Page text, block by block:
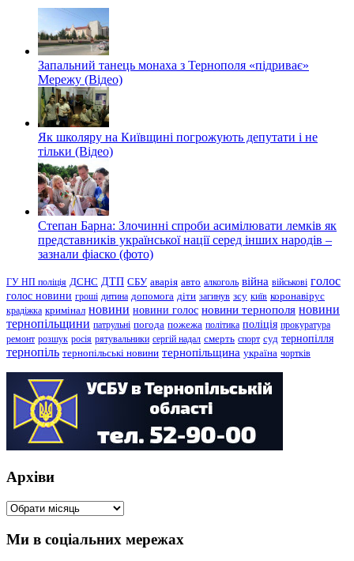
Запальний танець монаха з Тернополя «підриває»
Мережу (Відео)
Як школяру на Київщині погрожують депутати і не
тільки (Відео)
Степан Барна: Злочинні спроби асимілювати лемків як
представників української нації серед інших народів –
зазнали фіаско (фото)
ГУ НП поліція ДСНС ДТП СБУ аварія авто алкоголь війна військові голос
голос новини гроші дитина допомога діти загинув зсу київ коронавірус
крадіжка кримінал новини новини голос новини тернополя новини
тернопільщини патрульні погода пожежа політика поліція прокуратура
ремонт розшук росія рятувальники сергій надал смерть спорт суд тернопілля
тернопіль тернопільські новини тернопільщина україна чортків
Архіви
Архіви
Ми в соціальних мережах